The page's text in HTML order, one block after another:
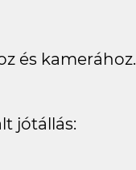
és kamerához.
jótállás: